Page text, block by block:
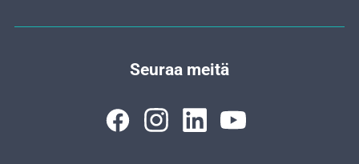
Seuraa meitä